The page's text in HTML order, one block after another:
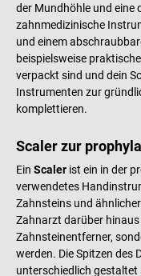
der Mundhöhle und eine
zahnmedizinische
und einem
beispielsweise
verpackt sind und dein
Instrumenten zur
komplettieren.
Scaler zur
Ein Scaler ist ein in der
verwendetes
Zahnsteins und
Zahnarzt darüber
Zahnsteinentferner,
werden. Die Spitzen des
unterschiedlich gestaltet